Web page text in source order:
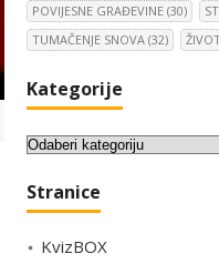
POVIJESNE GRAĐEVINE (30)
TUMAČENJE SNOVA (32)
Kategorije
K
t
g
Stranice
KvizBOX